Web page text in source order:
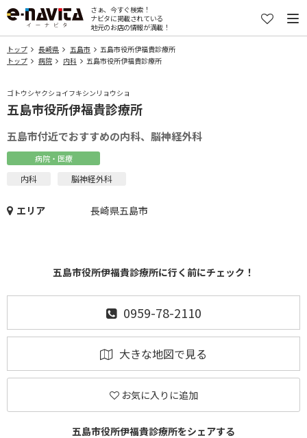
さぁ、今すぐ検索！
ナビタに掲載されている
地元のお店の情報が満載！
トップ 長崎県 五島市
五島市役所伊福貴診療所
トップ
病院 内科 五島市役所伊福貴診療所
ゴトウシヤクショイフキシンリョウショ
五島市役所伊福貴診療所
五島市付近でおすすめの内科、脳神経外科
病院・医療
内科 脳神経外科
エリア 長崎県五島市
五島市役所伊福貴診療所に行く前にチェック！
0959-78-2110
大きな地図で見る
お気に入りに追加
五島市役所伊福貴診療所をシェアする